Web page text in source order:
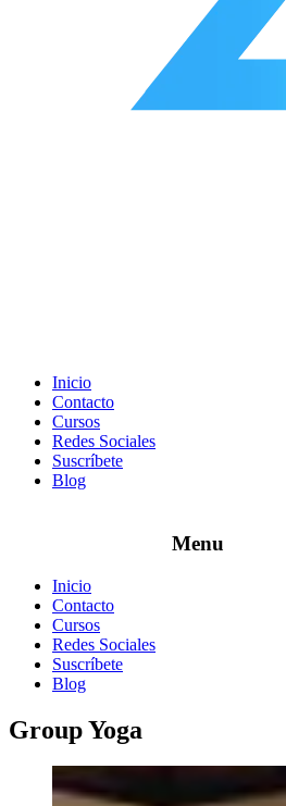
Inicio
Contacto
Cursos
Redes Sociales
Suscríbete
Blog
Inicio
Contacto
Cursos
Redes Sociales
Suscríbete
Blog
Group Yoga